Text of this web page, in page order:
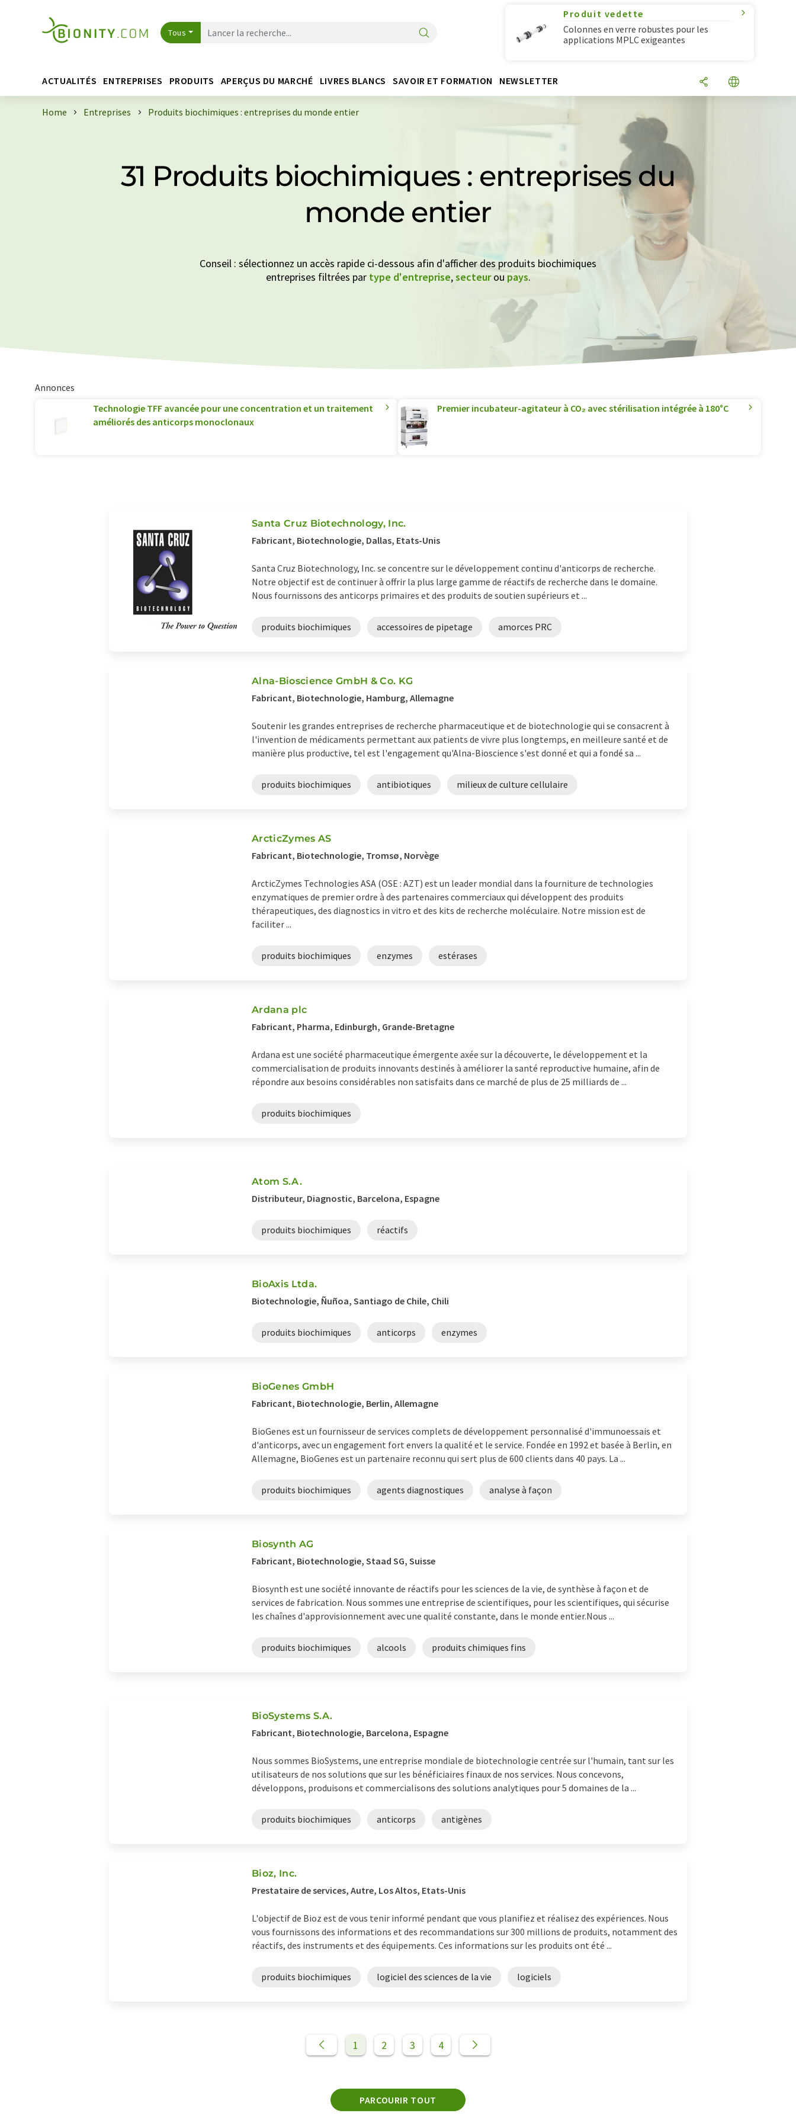
Tous
Produit vedette
Colonnes en verre robustes pour les
applications MPLC exigeantes
ACTUALITÉS ENTREPRISES PRODUITS APERÇUS DU MARCHÉ LIVRES BLANCS SAVOIR ET FORMATION NEWSLETTER
Home Entreprises Produits biochimiques : entreprises du monde entier
31 Produits biochimiques : entreprises du
monde entier
Conseil : sélectionnez un accès rapide ci-dessous afin d'afficher des produits biochimiques
entreprises filtrées par type d'entreprise,secteurou pays.
Annonces
Technologie TFF avancée pour une concentration et un traitement
améliorés des anticorps monoclonaux
Premier incubateur-agitateur à CO₂ avec stérilisation intégrée à 180°C
Santa Cruz Biotechnology, Inc.
Fabricant, Biotechnologie, Dallas, Etats-Unis
Santa Cruz Biotechnology, Inc. se concentre sur le développement continu d'anticorps de recherche.
Notre objectif est de continuer à offrir la plus large gamme de réactifs de recherche dans le domaine.
Nous fournissons des anticorps primaires et des produits de soutien supérieurs et ...
produits biochimiques accessoires de pipetage amorces PRC
Alna-Bioscience GmbH & Co. KG
Fabricant, Biotechnologie, Hamburg, Allemagne
Soutenir les grandes entreprises de recherche pharmaceutique et de biotechnologie qui se consacrent à
l'invention de médicaments permettant aux patients de vivre plus longtemps, en meilleure santé et de
manière plus productive, tel est l'engagement qu'Alna-Bioscience s'est donné et qui a fondé sa ...
produits biochimiques antibiotiques milieux de culture cellulaire
ArcticZymes AS
Fabricant, Biotechnologie, Tromsø, Norvège
ArcticZymes Technologies ASA (OSE : AZT) est un leader mondial dans la fourniture de technologies
enzymatiques de premier ordre à des partenaires commerciaux qui développent des produits
thérapeutiques, des diagnostics in vitro et des kits de recherche moléculaire. Notre mission est de
faciliter ...
produits biochimiques enzymes estérases
Ardana plc
Fabricant, Pharma, Edinburgh, Grande-Bretagne
Ardana est une société pharmaceutique émergente axée sur la découverte, le développement et la
commercialisation de produits innovants destinés à améliorer la santé reproductive humaine, afin de
répondre aux besoins considérables non satisfaits dans ce marché de plus de 25 milliards de ...
produits biochimiques
Atom S.A.
Distributeur, Diagnostic, Barcelona, Espagne
produits biochimiques réactifs
BioAxis Ltda.
Biotechnologie, Ñuñoa, Santiago de Chile, Chili
produits biochimiques anticorps enzymes
BioGenes GmbH
Fabricant, Biotechnologie, Berlin, Allemagne
BioGenes est un fournisseur de services complets de développement personnalisé d'immunoessais et
d'anticorps, avec un engagement fort envers la qualité et le service. Fondée en 1992 et basée à Berlin, en
Allemagne, BioGenes est un partenaire reconnu qui sert plus de 600 clients dans 40 pays. La ...
produits biochimiques agents diagnostiques analyse à façon
Biosynth AG
Fabricant, Biotechnologie, Staad SG, Suisse
Biosynth est une société innovante de réactifs pour les sciences de la vie, de synthèse à façon et de
services de fabrication. Nous sommes une entreprise de scientifiques, pour les scientifiques, qui sécurise
les chaînes d'approvisionnement avec une qualité constante, dans le monde entier.Nous ...
produits biochimiques alcools produits chimiques fins
BioSystems S.A.
Fabricant, Biotechnologie, Barcelona, Espagne
Nous sommes BioSystems, une entreprise mondiale de biotechnologie centrée sur l'humain, tant sur les
utilisateurs de nos solutions que sur les bénéficiaires finaux de nos services. Nous concevons,
développons, produisons et commercialisons des solutions analytiques pour 5 domaines de la ...
produits biochimiques anticorps antigènes
Bioz, Inc.
Prestataire de services, Autre, Los Altos, Etats-Unis
L'objectif de Bioz est de vous tenir informé pendant que vous planifiez et réalisez des expériences. Nous
vous fournissons des informations et des recommandations sur 300 millions de produits, notamment des
réactifs, des instruments et des équipements. Ces informations sur les produits ont été ...
produits biochimiques logiciel des sciences de la vie logiciels
1 2 3 4
PARCOURIR TOUT